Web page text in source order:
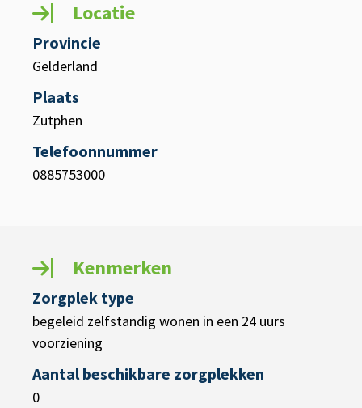
Locatie
Provincie
Gelderland
Plaats
Zutphen
Telefoonnummer
0885753000
Kenmerken
Zorgplek type
begeleid zelfstandig wonen in een 24 uurs
voorziening
Aantal beschikbare zorgplekken
0